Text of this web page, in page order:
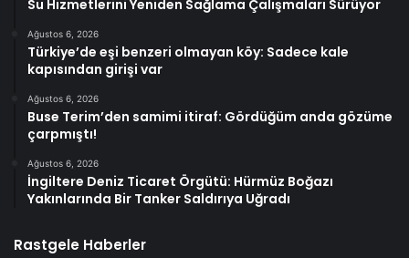
Su Hizmetlerini Yeniden Sağlama Çalışmaları Sürüyor
Ağustos 6, 2026
Türkiye’de eşi benzeri olmayan köy: Sadece kale
kapısından girişi var
Ağustos 6, 2026
Buse Terim’den samimi itiraf: Gördüğüm anda gözüme
çarpmıştı!
Ağustos 6, 2026
İngiltere Deniz Ticaret Örgütü: Hürmüz Boğazı
Yakınlarında Bir Tanker Saldırıya Uğradı
Rastgele Haberler